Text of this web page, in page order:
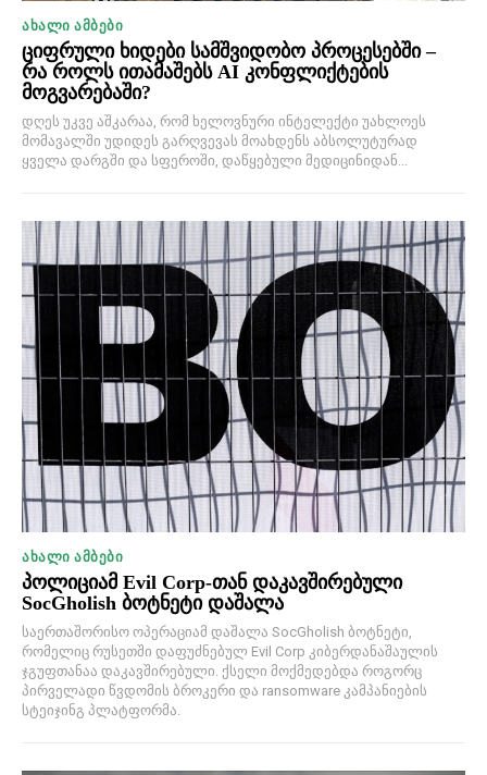
ᲐᲮᲐᲚᲘ ᲐᲛᲑᲔᲑᲘ
ციფრული ხიდები სამშვიდობო პროცესებში –
რა როლს ითამაშებს AI კონფლიქტების
მოგვარებაში?
დღეს უკვე აშკარაა, რომ ხელოვნური ინტელექტი უახლოეს
მომავალში უდიდეს გარღვევას მოახდენს აბსოლუტურად
ყველა დარგში და სფეროში, დაწყებული მედიცინიდან...
ᲐᲮᲐᲚᲘ ᲐᲛᲑᲔᲑᲘ
პოლიციამ Evil Corp-თან დაკავშირებული
SocGholish ბოტნეტი დაშალა
საერთაშორისო ოპერაციამ დაშალა SocGholish ბოტნეტი,
რომელიც რუსეთში დაფუძნებულ Evil Corp კიბერდანაშაულის
ჯგუფთანაა დაკავშირებული. ქსელი მოქმედებდა როგორც
პირველადი წვდომის ბროკერი და ransomware კამპანიების
სტეიჯინგ პლატფორმა.